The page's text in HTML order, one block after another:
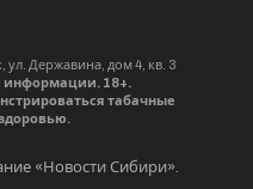
ул. Державина, дом 4, кв. 3
информации. 18+.
табачные
«Новости Сибири».